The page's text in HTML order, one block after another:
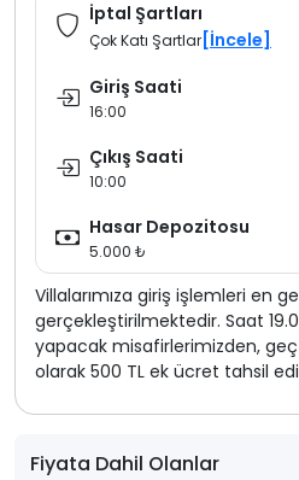
İptal Şartları
Çok Katı Şartlar [İncele]
Giriş Saati
16:00
Çıkış Saati
10:00
Hasar Depozitosu
5.000 ₺
Villalarımıza giriş işlemleri en
gerçekleştirilmektedir. Saat
yapacak misafirlerimizden,
olarak 500 TL ek ücret tahsil
Fiyata Dahil Olanlar